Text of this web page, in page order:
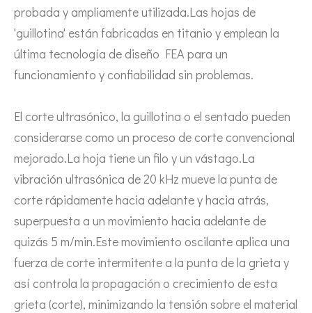
Combinando ultrasonidos con otras tecnologías de tratamiento de agua
Actualmente, la investigación sobre la extracción de antioxidantes y
probada y ampliamente utilizada.Las hojas de
'guillotina' están fabricadas en titanio y emplean la
última tecnología de diseño FEA para un
funcionamiento y confiabilidad sin problemas.
El corte ultrasónico, la guillotina o el sentado pueden
considerarse como un proceso de corte convencional
mejorado.La hoja tiene un filo y un vástago.La
vibración ultrasónica de 20 kHz mueve la punta de
corte rápidamente hacia adelante y hacia atrás,
superpuesta a un movimiento hacia adelante de
quizás 5 m/min.Este movimiento oscilante aplica una
fuerza de corte intermitente a la punta de la grieta y
así controla la propagación o crecimiento de esta
grieta (corte), minimizando la tensión sobre el material